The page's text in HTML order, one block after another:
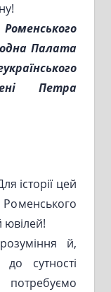
Палата
Петра
історії цей
й,
сутності